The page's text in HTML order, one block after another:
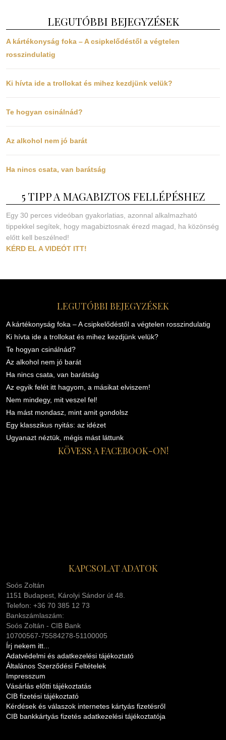
LEGUTÓBBI BEJEGYZÉSEK
A kártékonyság foka – A csipkelődéstől a végtelen
rosszindulatig
Ki hívta ide a trollokat és mihez kezdjünk velük?
Te hogyan csinálnád?
Az alkohol nem jó barát
Ha nincs csata, van barátság
5 TIPP A MAGABIZTOS FELLÉPÉSHEZ
Egy 30 perces videóban gyakorlatias, azonnal alkalmazható
tippekkel segítek, hogy magabiztosnak érezd magad, ha közönség
előtt kell beszélned!
KÉRD EL A VIDEÓT ITT!
LEGUTÓBBI BEJEGYZÉSEK
A kártékonyság foka – A csipkelődéstől a végtelen rosszindulatig
Ki hívta ide a trollokat és mihez kezdjünk velük?
Te hogyan csinálnád?
Az alkohol nem jó barát
Ha nincs csata, van barátság
Az egyik felét itt hagyom, a másikat elviszem!
Nem mindegy, mit veszel fel!
Ha mást mondasz, mint amit gondolsz
Egy klasszikus nyitás: az idézet
Ugyanazt néztük, mégis mást láttunk
KÖVESS A FACEBOOK-ON!
KAPCSOLAT ADATOK
Soós Zoltán
1151 Budapest, Károlyi Sándor út 48.
Telefon: +36 70 385 12 73
Bankszámlaszám:
Soós Zoltán - CIB Bank
10700567-75584278-51100005
Írj nekem itt...
Adatvédelmi és adatkezelési tájékoztató
Általános Szerződési Feltételek
Impresszum
Vásárlás előtti tájékoztatás
CIB fizetési tájékoztató
Kérdések és válaszok internetes kártyás fizetésről
CIB bankkártyás fizetés adatkezelési tájékoztatója